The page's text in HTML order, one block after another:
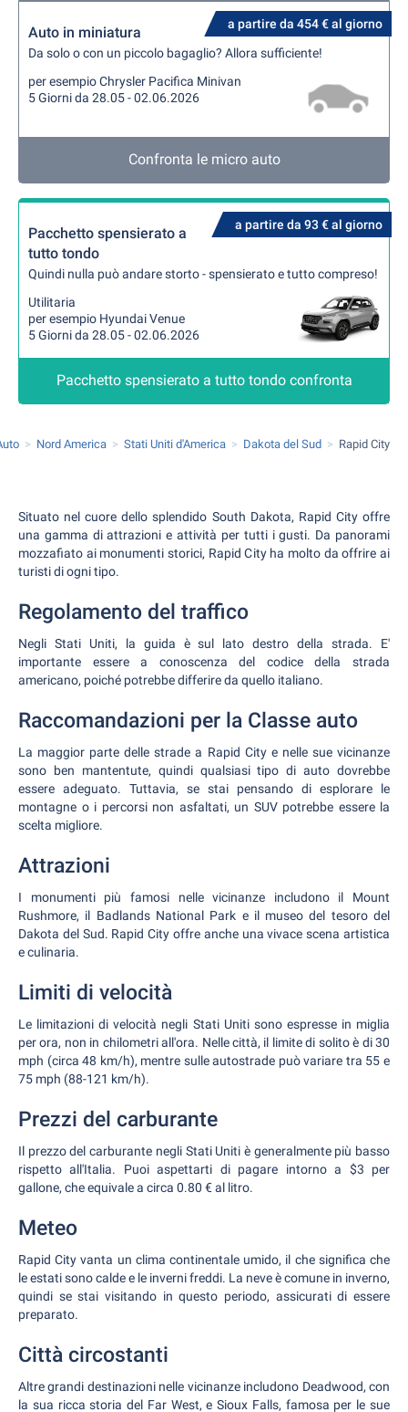
a partire da 454 € al giorno
Auto in miniatura
Da solo o con un piccolo bagaglio? Allora sufficiente!
per esempio Chrysler Pacifica Minivan
5 Giorni da 28.05 - 02.06.2026
Confronta le micro auto
a partire da 93 € al giorno
Pacchetto spensierato a
tutto tondo
Quindi nulla può andare storto - spensierato e tutto compreso!
Utilitaria
per esempio Hyundai Venue
5 Giorni da 28.05 - 02.06.2026
Pacchetto spensierato a tutto tondo confronta
Nord America Stati Uniti d'America Dakota del Sud Rapid City
Situato nel cuore dello splendido South Dakota, Rapid City offre
una gamma di attrazioni e attività per tutti i gusti. Da panorami
mozzafiato ai monumenti storici, Rapid City ha molto da offrire ai
turisti di ogni tipo.
Regolamento del traffico
Negli Stati Uniti, la guida è sul lato destro della strada. E'
importante essere a conoscenza del codice della strada
americano, poiché potrebbe differire da quello italiano.
Raccomandazioni per la Classe auto
La maggior parte delle strade a Rapid City e nelle sue vicinanze
sono ben mantentute, quindi qualsiasi tipo di auto dovrebbe
essere adeguato. Tuttavia, se stai pensando di esplorare le
montagne o i percorsi non asfaltati, un SUV potrebbe essere la
scelta migliore.
Attrazioni
I monumenti più famosi nelle vicinanze includono il Mount
Rushmore, il Badlands National Park e il museo del tesoro del
Dakota del Sud. Rapid City offre anche una vivace scena artistica
e culinaria.
Limiti di velocità
Le limitazioni di velocità negli Stati Uniti sono espresse in miglia
per ora, non in chilometri all'ora. Nelle città, il limite di solito è di 30
mph (circa 48 km/h), mentre sulle autostrade può variare tra 55 e
75 mph (88-121 km/h).
Prezzi del carburante
Il prezzo del carburante negli Stati Uniti è generalmente più basso
rispetto all'Italia. Puoi aspettarti di pagare intorno a $3 per
gallone, che equivale a circa 0.80 € al litro.
Meteo
Rapid City vanta un clima continentale umido, il che significa che
le estati sono calde e le inverni freddi. La neve è comune in inverno,
quindi se stai visitando in questo periodo, assicurati di essere
preparato.
Città circostanti
Altre grandi destinazioni nelle vicinanze includono Deadwood, con
la sua ricca storia del Far West, e Sioux Falls, famosa per le sue